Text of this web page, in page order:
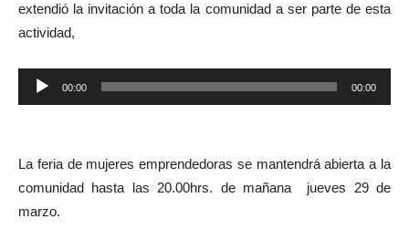
extendió la invitación a toda la comunidad a ser parte de esta
actividad,
Reproductor
de
00:00 00:00
La feria de mujeres emprendedoras se mantendrá abierta a la
comunidad hasta las 20.00hrs. de mañana jueves 29 de
marzo.